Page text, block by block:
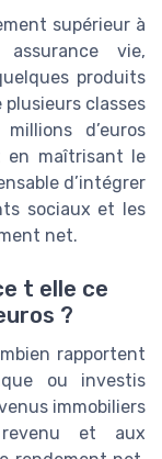
supérieur à
vie,
produits
classes
d’euros
en maîtrisant le
d’intégrer
sociaux et les
net.
t elle ce
?
rapportent
ou investis
immobiliers
et aux